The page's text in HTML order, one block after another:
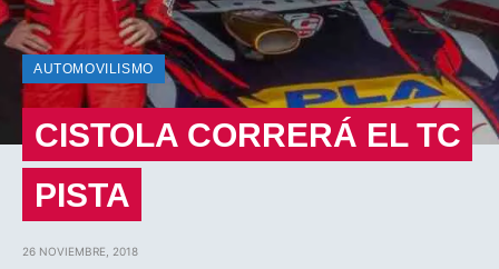
AUTOMOVILISMO
CISTOLA CORRERÁ EL TC
PISTA
26 NOVIEMBRE, 2018